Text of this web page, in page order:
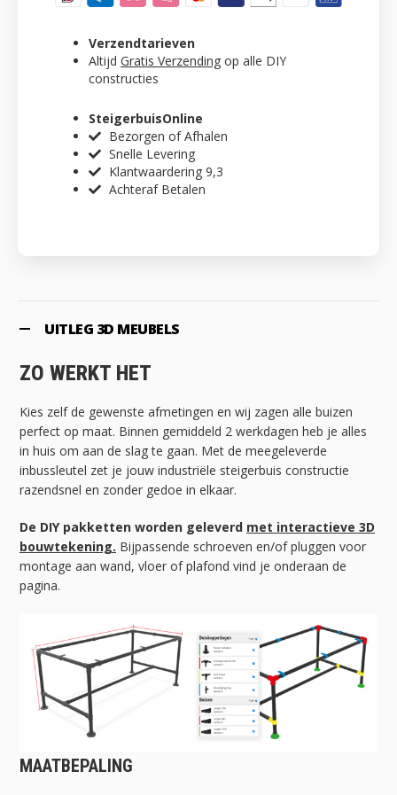
Verzendtarieven
Altijd Gratis Verzending op alle DIY
constructies
SteigerbuisOnline
Bezorgen of Afhalen
Snelle Levering
Klantwaardering 9,3
Achteraf Betalen
UITLEG 3D MEUBELS
ZO WERKT HET
Kies zelf de gewenste afmetingen en wij zagen alle buizen
perfect op maat. Binnen gemiddeld 2 werkdagen heb je alles
in huis om aan de slag te gaan. Met de meegeleverde
inbussleutel zet je jouw industriële steigerbuis constructie
razendsnel en zonder gedoe in elkaar.
De DIY pakketten worden geleverd met interactieve 3D
bouwtekening. Bijpassende schroeven en/of pluggen voor
montage aan wand, vloer of plafond vind je onderaan de
pagina.
MAATBEPALING